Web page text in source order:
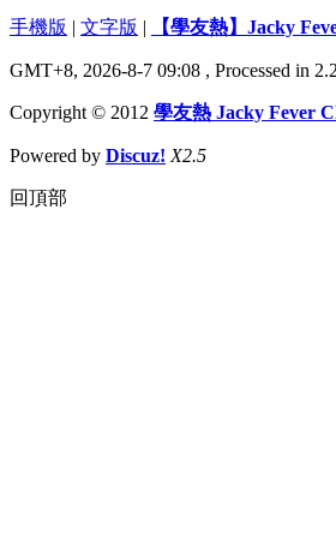
手機版 | 文字版 | 【學友熱】Jacky
GMT+8, 2026-8-7 09:08 , Processed in
Copyright © 2012 學友熱 Jacky Fever
Powered by Discuz! X2.5
回頂部